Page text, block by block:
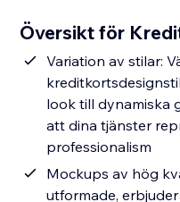
Översikt för
Variation av stilar:
look till dynamiska
att dina tjänster
professionalism
Mockups av hög
utformade,